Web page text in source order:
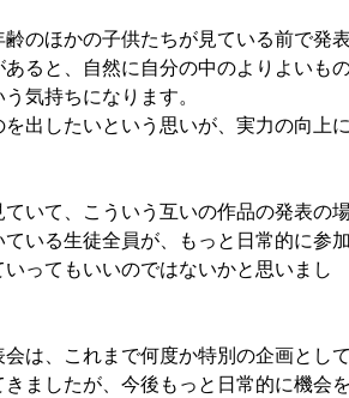
のほかの子供たちが見ている前で発
ると、自然に自分の中のよりよいも
気持ちになります。
出したいという思いが、実力の向上
いて、こういう互いの作品の発表の
ている生徒全員が、もっと日常的に参
ってもいいのではないかと思いまし
は、これまで何度か特別の企画とし
きましたが、今後もっと日常的に機会